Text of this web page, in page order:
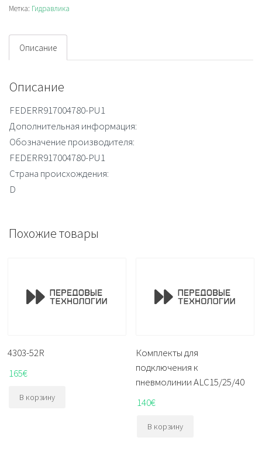
Метка: Гидравлика
Описание
Описание
FEDERR917004780-PU1
Дополнительная информация:
Обозначение производителя:
FEDERR917004780-PU1
Страна происхождения:
D
Похожие товары
4303-52R
165€
В корзину
Комплекты для
подключения к
пневмолинии ALC15/25/40
140€
В корзину